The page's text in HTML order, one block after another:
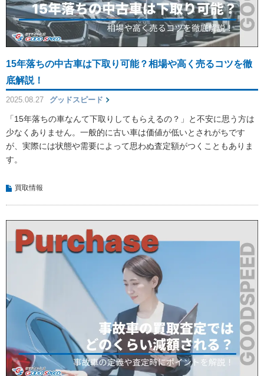
15年落ちの中古車は下取り可能？相場や高く売るコツを徹
底解説！
2025.08.27 グッドスピード
「15年落ちの車なんて下取りしてもらえるの？」と不安に思う方は
少なくありません。一般的に古い車は価値が低いとされがちです
が、実際には状態や需要によって思わぬ査定額がつくこともありま
す。
買取情報